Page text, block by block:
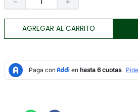
AGREGAR AL CARRITO